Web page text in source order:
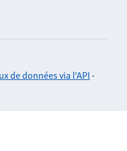
de données via l'API -